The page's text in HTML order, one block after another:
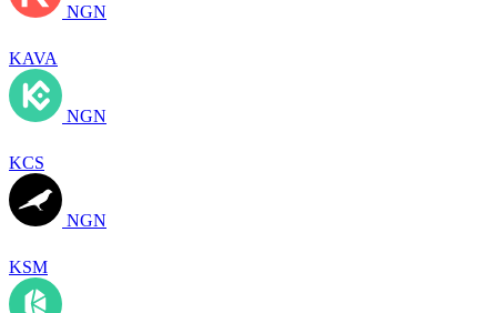
NGN
KAVA
NGN
KCS
NGN
KSM